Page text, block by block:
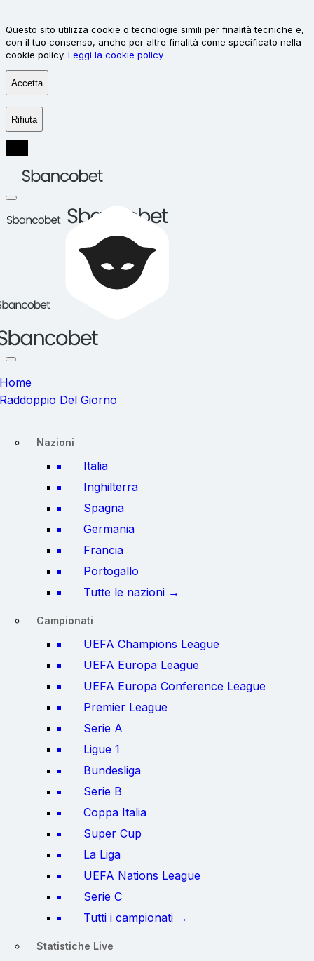
Questo sito utilizza cookie o tecnologie simili per finalità tecniche e,
con il tuo consenso, anche per altre finalità come specificato nella
cookie policy. Leggi la cookie policy
Accetta
Rifiuta
Home
Raddoppio Del Giorno
Nazioni
Italia
Inghilterra
Spagna
Germania
Francia
Portogallo
Tutte le nazioni →
Campionati
UEFA Champions League
UEFA Europa League
UEFA Europa Conference League
Premier League
Serie A
Ligue 1
Bundesliga
Serie B
Coppa Italia
Super Cup
La Liga
UEFA Nations League
Serie C
Tutti i campionati →
Statistiche Live